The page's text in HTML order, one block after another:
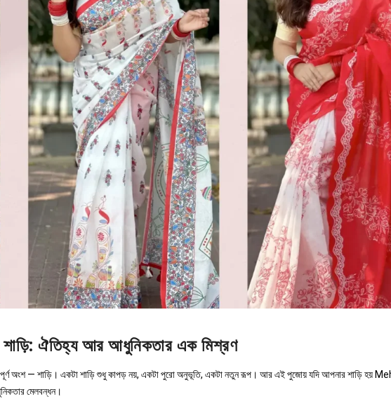
ঐতিহ্য আর আধুনিকতার এক মিশ্রণ
অংশ — শাড়ি। একটা শাড়ি শুধু কাপড় নয়, একটা পুরো অনুভূতি, একটা নতুন রূপ। আর এই পুজোয় যদি আপনার শাড়ি হয়
মেলবন্ধন।